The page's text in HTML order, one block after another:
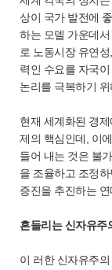
상이 국가 발전에
하는 모델 가운데
로 노동시장 유연
력인 수요를 자국
논리를 극복하기
현재 세계화된 경
제의 핵심인데, 이
들어 내는 것은 불
을 조율하고 조정
증진을 추진하는
흔들리는 신자유주
이 러한 신자유주